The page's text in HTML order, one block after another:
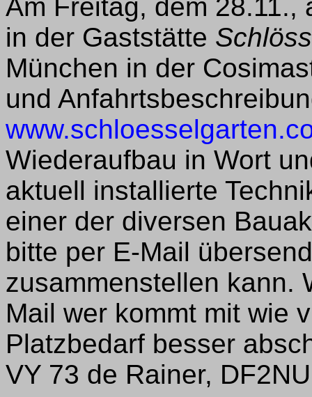
Am Freitag, dem 28.11.,
in der Gaststätte
München in der
und
Wiederaufbau in Wort
aktuell installierte
einer der diversen
bitte per E-Mail
zusammenstellen kann.
Mail wer kommt mit wie
Platzbedarf besser
VY 73 de Rainer, DF2NU